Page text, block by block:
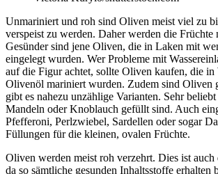
Unmariniert und roh sind Oliven meist viel zu
verspeist zu werden. Daher werden die Früchte
Gesünder sind jene Oliven, die in Laken mit
eingelegt wurden. Wer Probleme mit
auf die Figur achtet, sollte Oliven kaufen, die in
Olivenöl mariniert wurden. Zudem sind Oliven
gibt es nahezu unzählige Varianten. Sehr
Mandeln oder Knoblauch gefüllt sind. Auch
Pfefferoni, Perlzwiebel, Sardellen oder sogar
Füllungen für die kleinen, ovalen Früchte.
Oliven werden meist roh verzehrt. Dies ist auch
da so sämtliche gesunden Inhaltsstoffe erhalten